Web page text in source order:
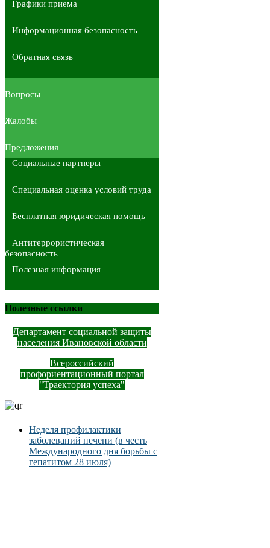
Графики приема
Информационная безопасность
Обратная связь
Вопросы
Жалобы
Предложения
Социальные партнеры
Специальная оценка условий труда
Бесплатная юридическая помощь
Антитеррористическая
безопасность
Полезная информация
Полезные ссылки
Департамент социальной защиты
населения Ивановской области
Всероссийский
профориентационный портал
"Траектория успеха"
Неделя профилактики
заболеваний печени (в честь
Международного дня борьбы с
гепатитом 28 июля)